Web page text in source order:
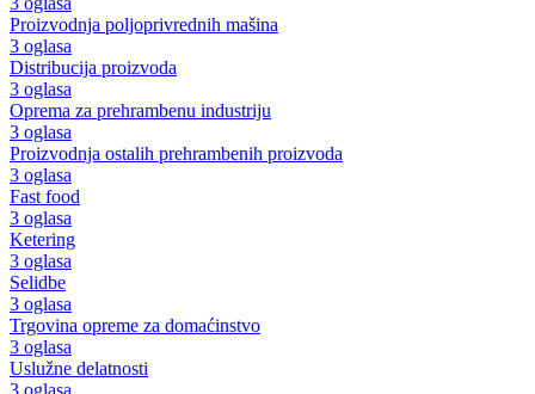
Proizvodnja poljoprivrednih mašina
3 oglasa
Distribucija proizvoda
3 oglasa
Oprema za prehrambenu industriju
3 oglasa
Proizvodnja ostalih prehrambenih proizvoda
3 oglasa
Fast food
3 oglasa
Ketering
3 oglasa
Selidbe
3 oglasa
Trgovina opreme za domaćinstvo
3 oglasa
Uslužne delatnosti
3 oglasa